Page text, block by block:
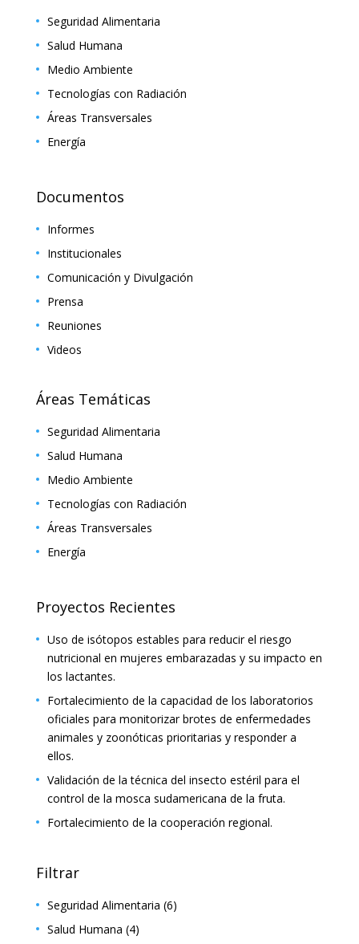
Seguridad Alimentaria
Salud Humana
Medio Ambiente
Tecnologías con Radiación
Áreas Transversales
Energía
Documentos
Informes
Institucionales
Comunicación y Divulgación
Prensa
Reuniones
Videos
Áreas Temáticas
Seguridad Alimentaria
Salud Humana
Medio Ambiente
Tecnologías con Radiación
Áreas Transversales
Energía
Proyectos Recientes
Uso de isótopos estables para reducir el riesgo
nutricional en mujeres embarazadas y su impacto en
los lactantes.
Fortalecimiento de la capacidad de los laboratorios
oficiales para monitorizar brotes de enfermedades
animales y zoonóticas prioritarias y responder a
ellos.
Validación de la técnica del insecto estéril para el
control de la mosca sudamericana de la fruta.
Fortalecimiento de la cooperación regional.
Filtrar
Seguridad Alimentaria (6)
Salud Humana (4)